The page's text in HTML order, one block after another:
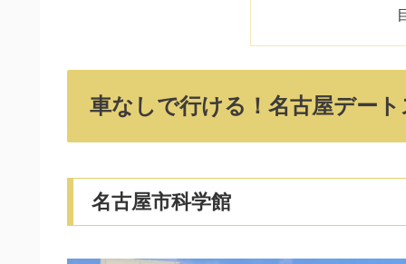
車なしで行ける！名古屋デー
名古屋市科学館